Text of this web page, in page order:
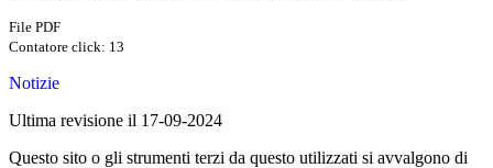
File PDF
Contatore click: 13
Notizie
Ultima revisione il 17-09-2024
Questo sito o gli strumenti terzi da questo utilizzati si avvalgono di